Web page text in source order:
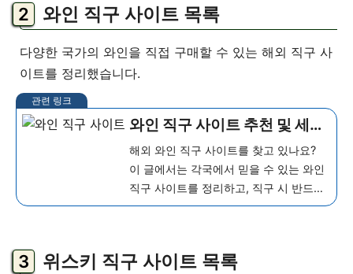
직접배송, 배송대행, 구매대...
와인 직구 사이트 목록
다양한 국가의 와인을 직접 구매할 수 있는 해외 직구 사
이트를 정리했습니다.
와인 직구 사이트 추천 및 세금
총정리
해외 와인 직구 사이트를 찾고 있나요?
이 글에서는 각국에서 믿을 수 있는 와인
직구 사이트를 정리하고, 직구 시 반드시
알아야 할 세금 정보를 함께 안내해 드립
결정하지 못하셨다면 확...
위스키 직구 사이트 목록